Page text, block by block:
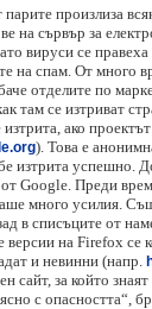
парите произлиза
на сървър за
вируси се
на спам. От много
отделите по
там се изтриват
ако
). Това е
изтрита успешно.
Google. Преди
много усилия.
в списъците от
версии на Firefox се
и невинни (напр.
сайт, за който
с опасността“,